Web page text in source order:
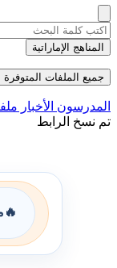
المناهج الإماراتية
جميع الملفات المتوفرة
المدرسون الأخبار
تم نسخ الرابط
🔥